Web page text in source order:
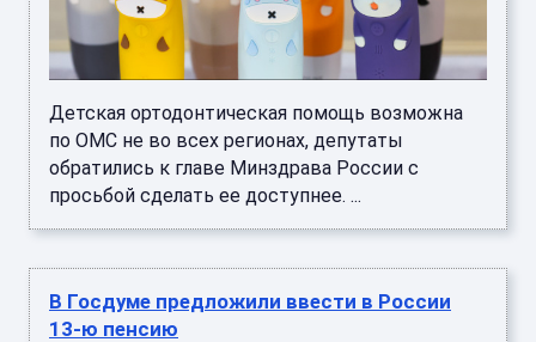
Детская ортодонтическая помощь возможна
по ОМС не во всех регионах, депутаты
обратились к главе Минздрава России с
просьбой сделать ее доступнее. ...
В Госдуме предложили ввести в России
13-ю пенсию